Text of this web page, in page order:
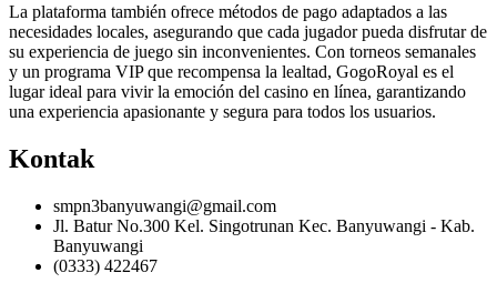
La plataforma también ofrece métodos de pago adaptados a las
necesidades locales, asegurando que cada jugador pueda disfrutar de
su experiencia de juego sin inconvenientes. Con torneos semanales
y un programa VIP que recompensa la lealtad, GogoRoyal es el
lugar ideal para vivir la emoción del casino en línea, garantizando
una experiencia apasionante y segura para todos los usuarios.
Kontak
smpn3banyuwangi@gmail.com
Jl. Batur No.300 Kel. Singotrunan Kec. Banyuwangi - Kab.
Banyuwangi
(0333) 422467